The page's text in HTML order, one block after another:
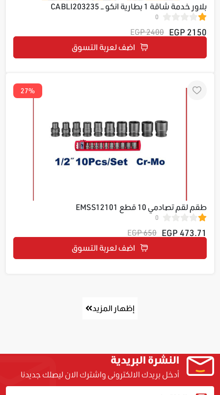
بلاور خدمة شاقة 1 بطارية انكو – CABLI203235
0
2150 EGP
2400 EGP
اضف لعربة التسوق
27%
طقم لقم تصادمي 10 قطع EMSS12101
0
473.71 EGP
650 EGP
اضف لعربة التسوق
إظهار المزيد
النشرة البريدية
أدخل بريدك الالكترونى واشترك الان ليصلك جديدنا